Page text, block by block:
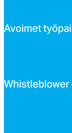
Avoi­met